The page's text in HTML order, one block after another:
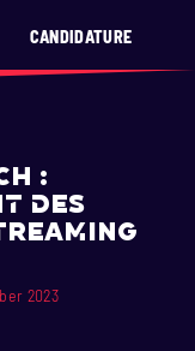
CANDIDATURE
:
des
2023